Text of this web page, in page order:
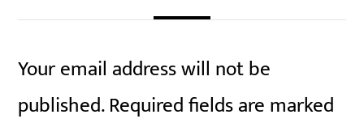
Your email address will not be
published.Required fields are marked